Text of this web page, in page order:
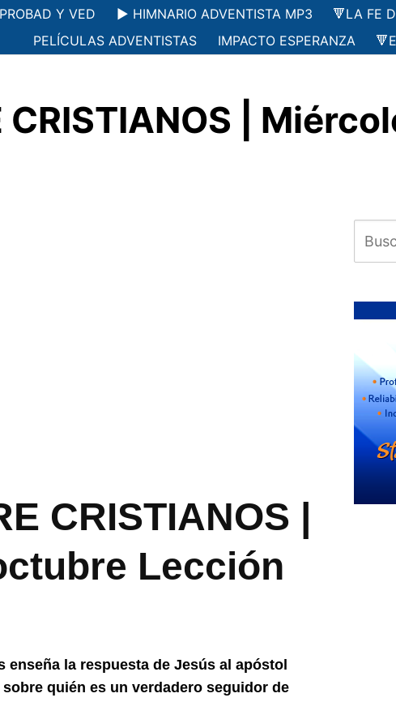
PROBAD Y VED ▶️ HIMNARIO ADVENTISTA MP3 🔻LA FE
PELÍCULAS ADVENTISTAS
IMPACTO ESPERANZA
CRISTIANOS |
CRISTIANOS |
Lección
enseña la respuesta de Jesús al apóstol
quién es un verdadero seguidor de